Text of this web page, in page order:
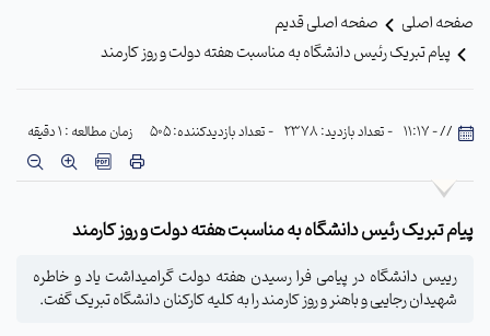
صفحه اصلی
صفحه اصلی قدیم
پیام تبریک رئیس دانشگاه به مناسبت هفته دولت و روز کارمند
// - 11:17 - تعداد بازدید: 2378 - تعداد بازدیدکننده: 505 زمان مطالعه : 1 دقیقه
پیام تبریک رئیس دانشگاه به مناسبت هفته دولت و روز کارمند
رییس دانشگاه در پیامی فرا رسیدن هفته دولت گرامیداشت یاد و خاطره
شهیدان رجاییی و باهنر و روز کارمند را به کلیه کارکنان دانشگاه تبریک گفت.